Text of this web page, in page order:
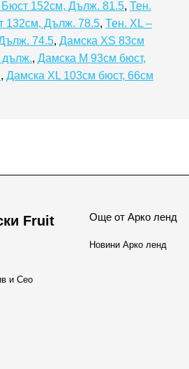
Бюст 152см, Дълж. 81.5, Тен.
132см, Дълж. 78.5, Тен. XL –
74.5, Дамска XS 83см
дълж., Дамска M 93см бюст,
, Дамска XL 103см бюст, 66см
Fruit
и Сео
Още от Арко ленд
Новини Арко ленд